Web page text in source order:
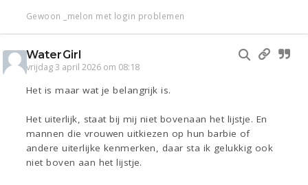
Gewoon _melon met login problemen
WaterGirl
vrijdag 3 april 2026 om 08:18
Het is maar wat je belangrijk is.
Het uiterlijk, staat bij mij niet bovenaan het lijstje. En
mannen die vrouwen uitkiezen op hun barbie of
andere uiterlijke kenmerken, daar sta ik gelukkig ook
niet boven aan het lijstje.